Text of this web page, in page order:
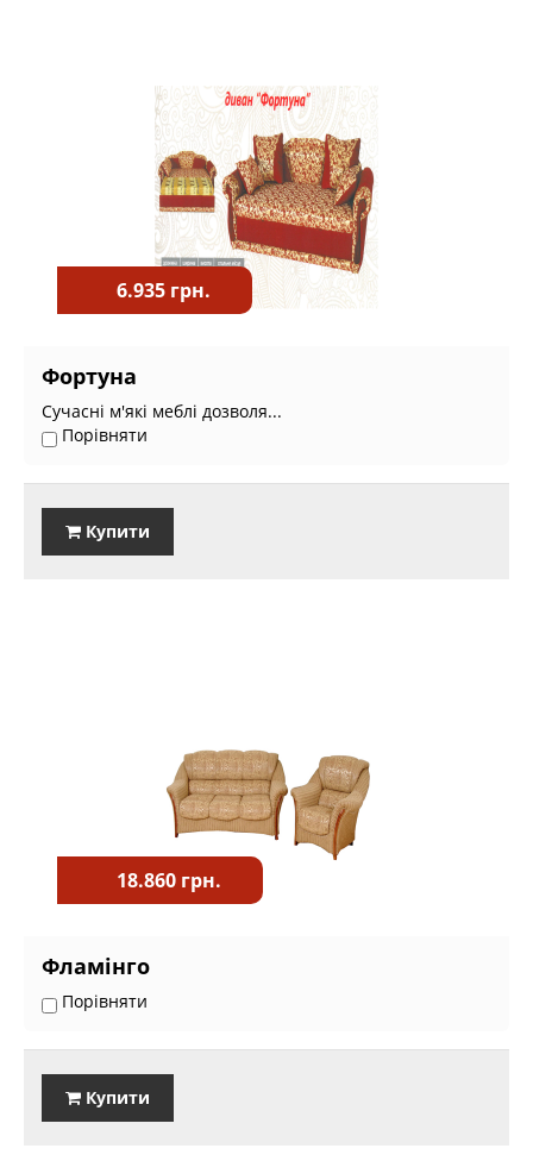
6.935 грн.
Фортуна
Сучасні м'які меблі дозволя...
Порівняти
Купити
18.860 грн.
Фламінго
Порівняти
Купити